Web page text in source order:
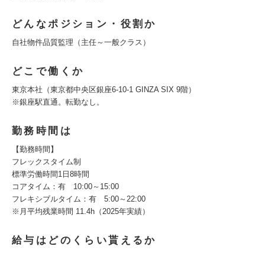
どんなポジション・役割か
自社物件品質監理（主任～一般クラス）
どこで働くか
東京本社（東京都中央区銀座6-10-1 GINZA SIX 9階）
※銀座駅直通。転勤なし。
勤務時間は
【勤務時間】
フレックスタイム制
標準労働時間1日8時間
コアタイム：有 10:00～15:00
フレキシブルタイム：有 5:00～22:00
※月平均残業時間 11.4h（2025年実績）
給与はどのくらい貰えるか